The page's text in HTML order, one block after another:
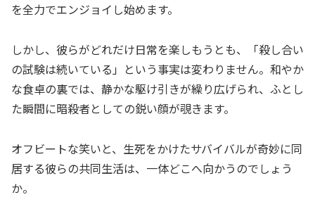
を全力でエンジョイし始めます。
しかし、彼らがどれだけ日常を楽しもうとも、「殺し合い
の試験は続いている」という事実は変わりません。和やか
な食卓の裏では、静かな駆け引きが繰り広げられ、ふとし
た瞬間に暗殺者としての鋭い顔が覗きます。
オフビートな笑いと、生死をかけたサバイバルが奇妙に同
居する彼らの共同生活は、一体どこへ向かうのでしょう
か。